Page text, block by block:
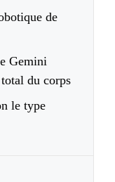
de
Gemini
du corps
le type